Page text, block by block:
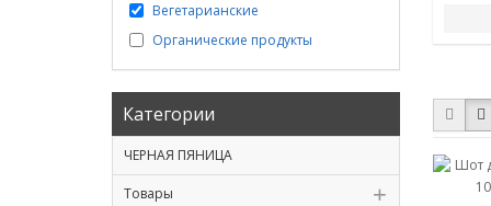
Вегетарианские
Органические продукты
Категории
ЧЕРНАЯ ПЯНИЦА
Товары